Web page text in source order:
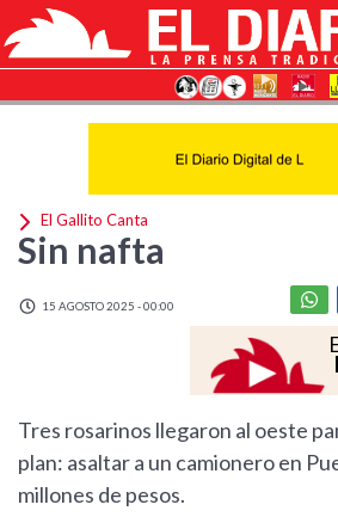
El Gallito Canta
Sin nafta
15 AGOSTO 2025 - 00:00
Tres rosarinos llegaron al oeste
plan: asaltar a un camionero en
millones de pesos.